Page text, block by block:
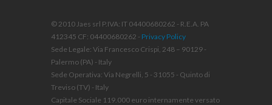
© 2010 Jaes srl P.IVA: IT 04400680262 - R.E.A. PA
412345 CF: 04400680262 - Privacy Policy
Sede Legale: Via Francesco Crispi, 248 – 90129 -
Palermo (PA) - Italy
Sede Operativa: Via Negrelli, 5 - 31055 - Quinto di
Treviso (TV) - Italy
Capitale Sociale 119.000 euro internamente versato